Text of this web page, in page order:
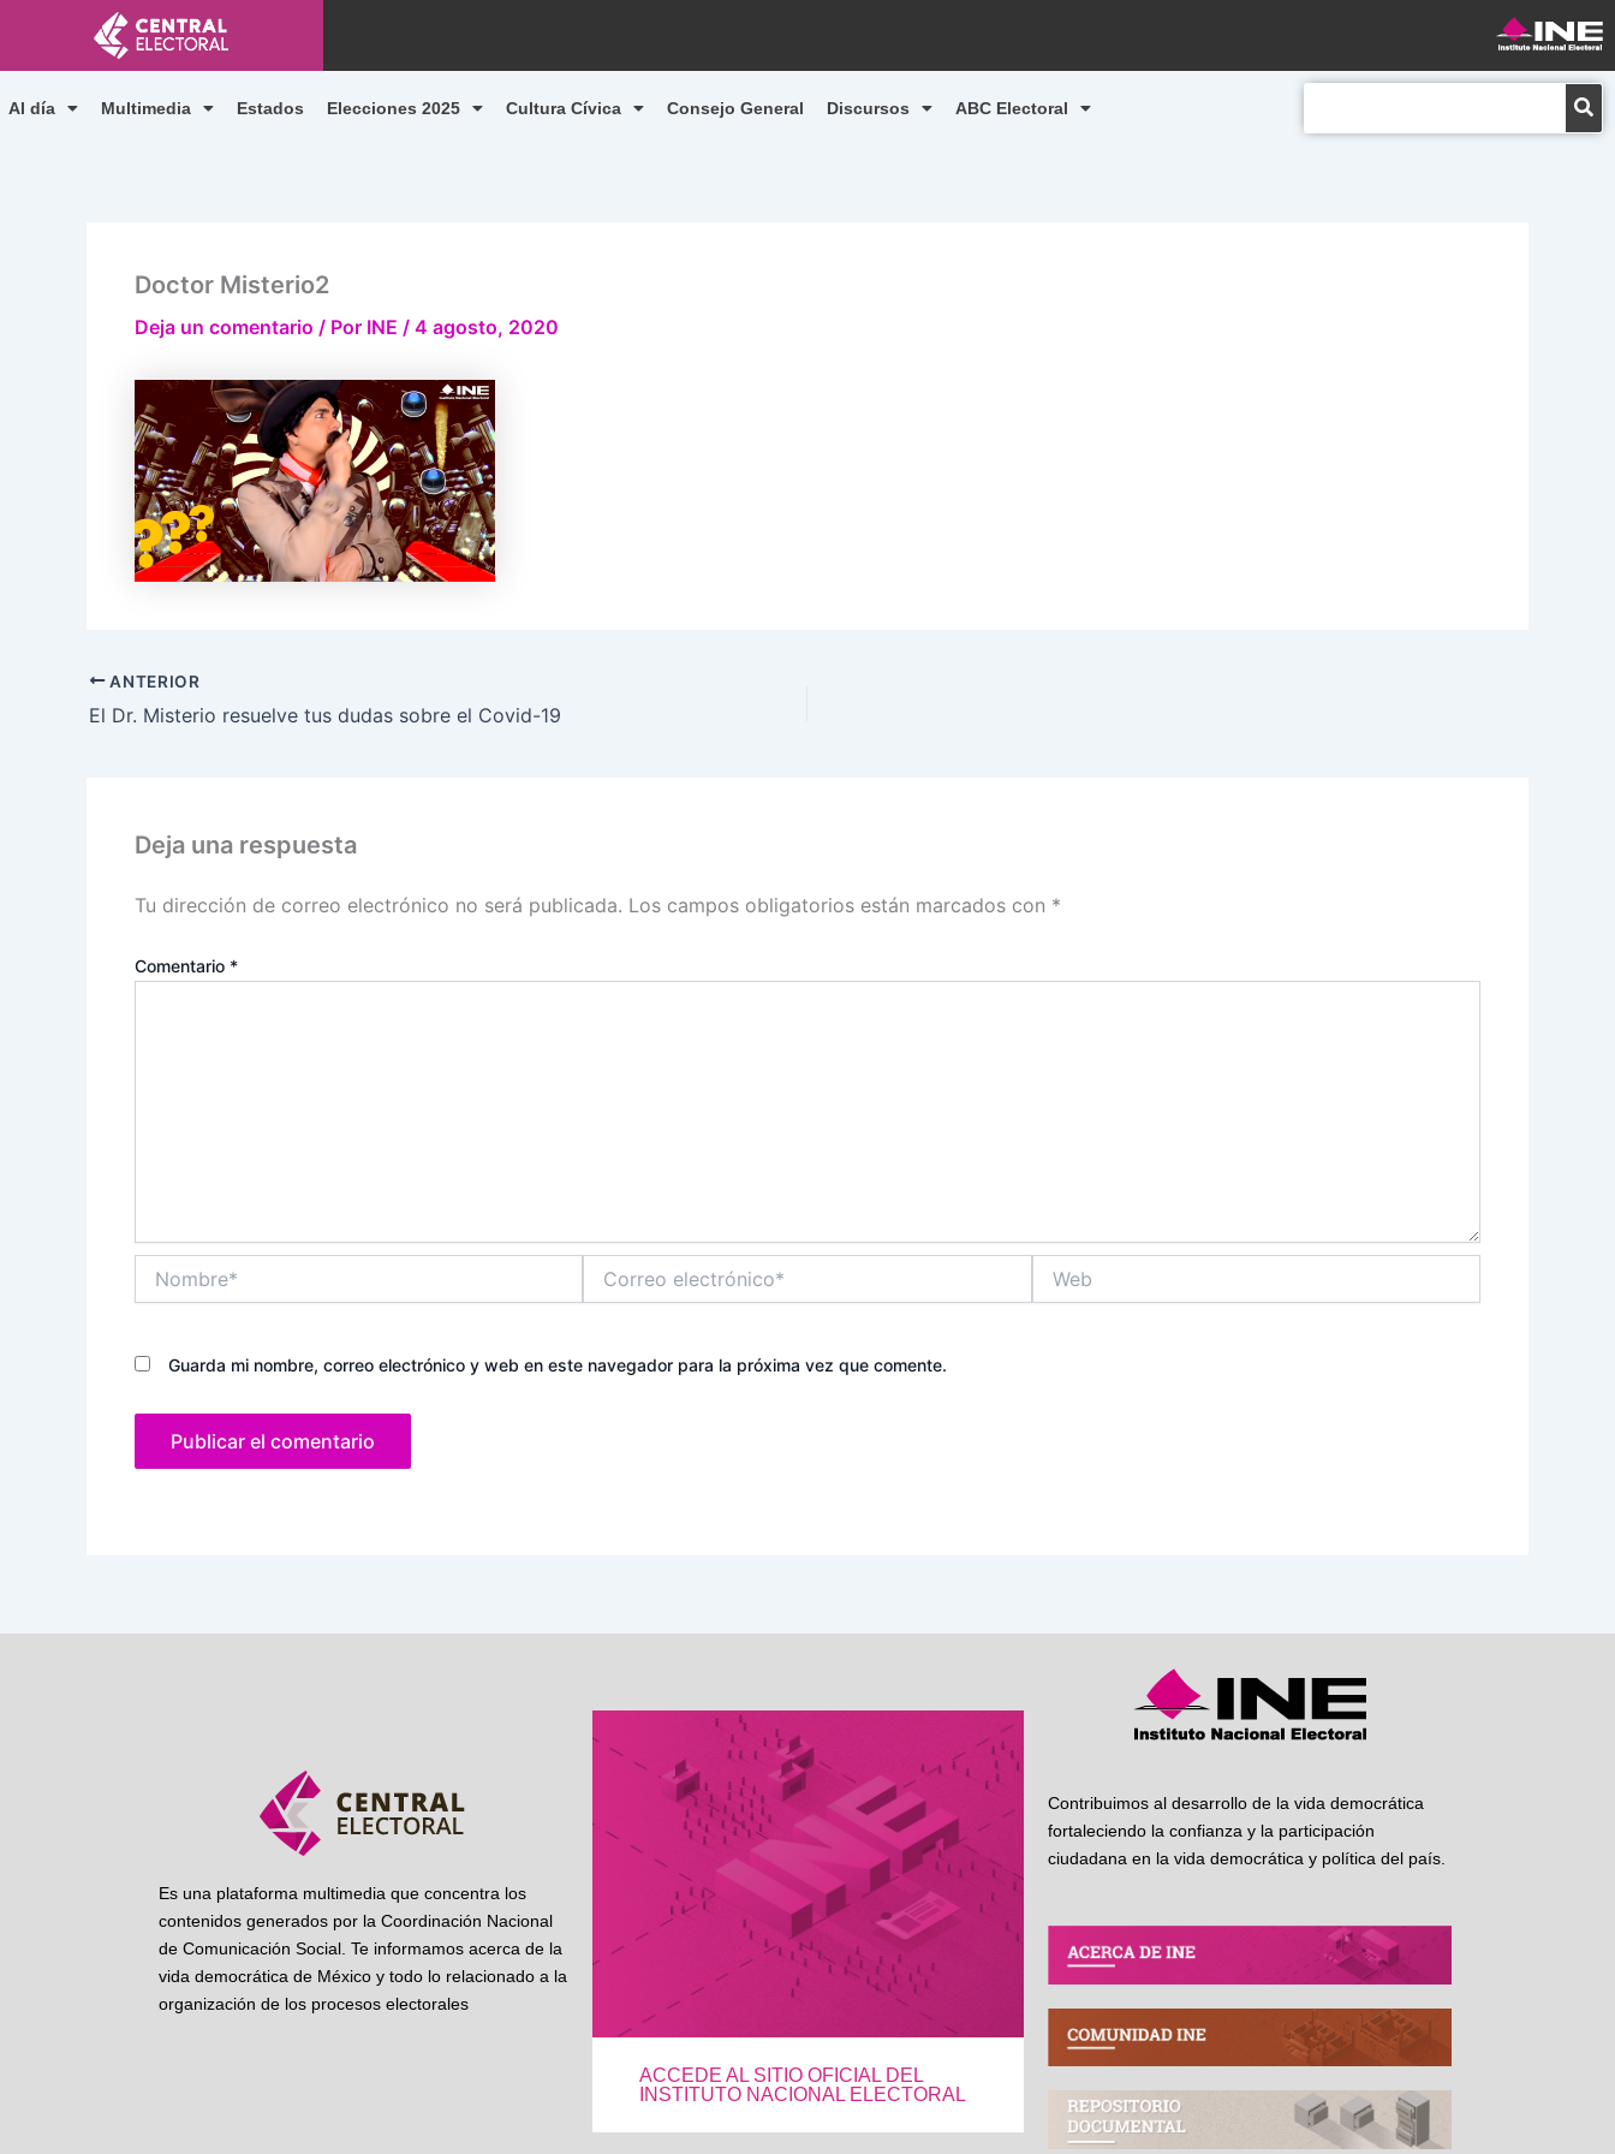
contenido
Al día Multimedia Estados Elecciones 2025 Cultura Cívica Consejo General Discursos ABC Electoral
Doctor Misterio2
Deja un comentario / Por INE / 4 agosto, 2020
ANTERIOR
El Dr. Misterio resuelve tus dudas sobre el Covid-19
Deja una respuesta
Tu dirección de correo electrónico no será publicada. Los campos obligatorios están marcados con *
Comentario *
electrónico*
Guarda mi nombre, correo electrónico y web en este navegador para la próxima vez que comente.
Es una plataforma multimedia que concentra los
contenidos generados por la Coordinación Nacional
de Comunicación Social. Te informamos acerca de la
vida democrática de México y todo lo relacionado a la
organización de los procesos electorales
ACCEDE AL SITIO OFICIAL DEL
INSTITUTO NACIONAL ELECTORAL
Contribuimos al desarrollo de la vida democrática
fortaleciendo la confianza y la participación
ciudadana en la vida democrática y política del país.